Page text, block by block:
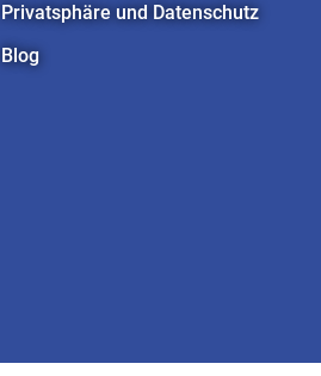
Privatsphäre und Datenschutz
Blog